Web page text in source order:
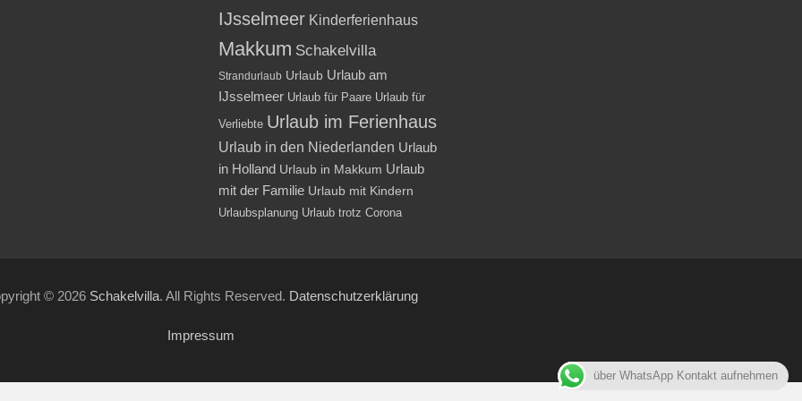
IJsselmeer Kinderferienhaus
Makkum Schakelvilla
Strandurlaub Urlaub Urlaub am
IJsselmeer Urlaub für Paare Urlaub für
Verliebte Urlaub im Ferienhaus
Urlaub in den Niederlanden Urlaub
in Holland Urlaub in Makkum Urlaub
mit der Familie Urlaub mit Kindern
Urlaubsplanung Urlaub trotz Corona
© 2026 Schakelvilla. All Rights Reserved. Datenschutzerklärung
Impressum
über WhatsApp Kontakt aufnehmen